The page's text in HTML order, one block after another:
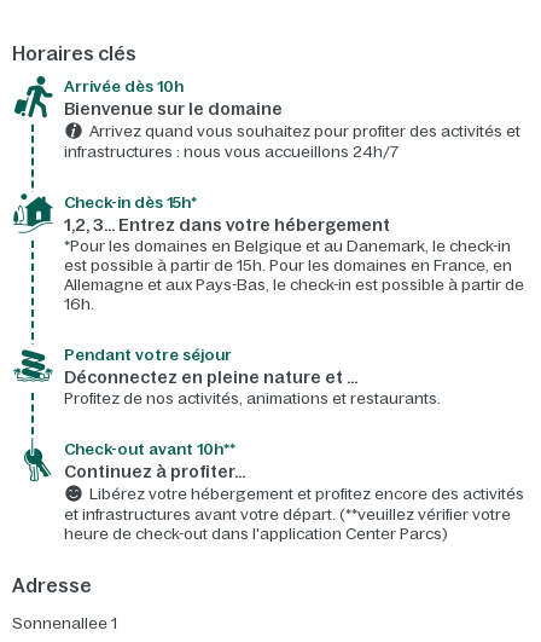
Horaires clés
Arrivée dès 10h​
Bienvenue sur le domaine​
Arrivez quand vous souhaitez pour profiter des activités et
infrastructures : nous vous accueillons 24h/7​
Check-in dès 15h*​
1,2, 3… Entrez dans votre hébergement
*Pour les domaines en Belgique et au Danemark, le check-in
est possible à partir de 15h. Pour les domaines en France, en
Allemagne et aux Pays-Bas, le check-in est possible à partir de
16h.
Pendant votre séjour
Déconnectez en pleine nature et …
Profitez de nos activités, animations et restaurants.
Check-out avant 10h**
Continuez à profiter…
Libérez votre hébergement et profitez encore des activités
et infrastructures avant votre départ. (**veuillez vérifier votre
heure de check-out dans l'application Center Parcs)
Adresse
Sonnenallee 1